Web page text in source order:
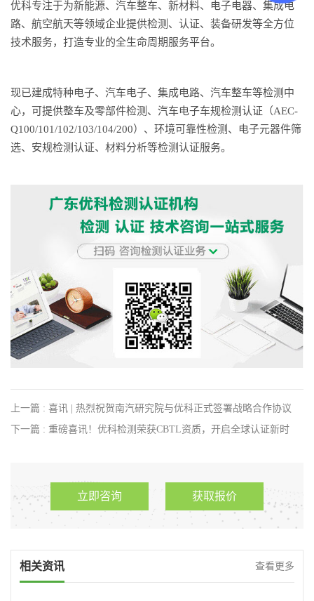
优科专注于为新能源、汽车整车、新材料、电子电器、集成电
路、航空航天等领域企业提供检测、认证、装备研发等全方位
技术服务，打造专业的全生命周期服务平台。
现已建成特种电子、汽车电子、集成电路、汽车整车等检测中
心，可提供整车及零部件检测、汽车电子车规检测认证（AEC-
Q100/101/102/103/104/200）、环境可靠性检测、电子元器件筛
选、安规检测认证、材料分析等检测认证服务。
上一篇 : 喜讯 | 热烈祝贺南汽研究院与优科正式签署战略合作协议
下一篇 : 重磅喜讯！优科检测荣获CBTL资质，开启全球认证新时
立即咨询 获取报价
相关资讯 查看更多